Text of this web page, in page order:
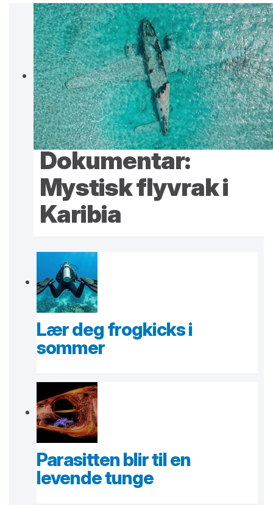
Dokumentar:
Mystisk flyvrak i
Karibia
Lær deg frogkicks i
sommer
Parasitten blir til en
levende tunge